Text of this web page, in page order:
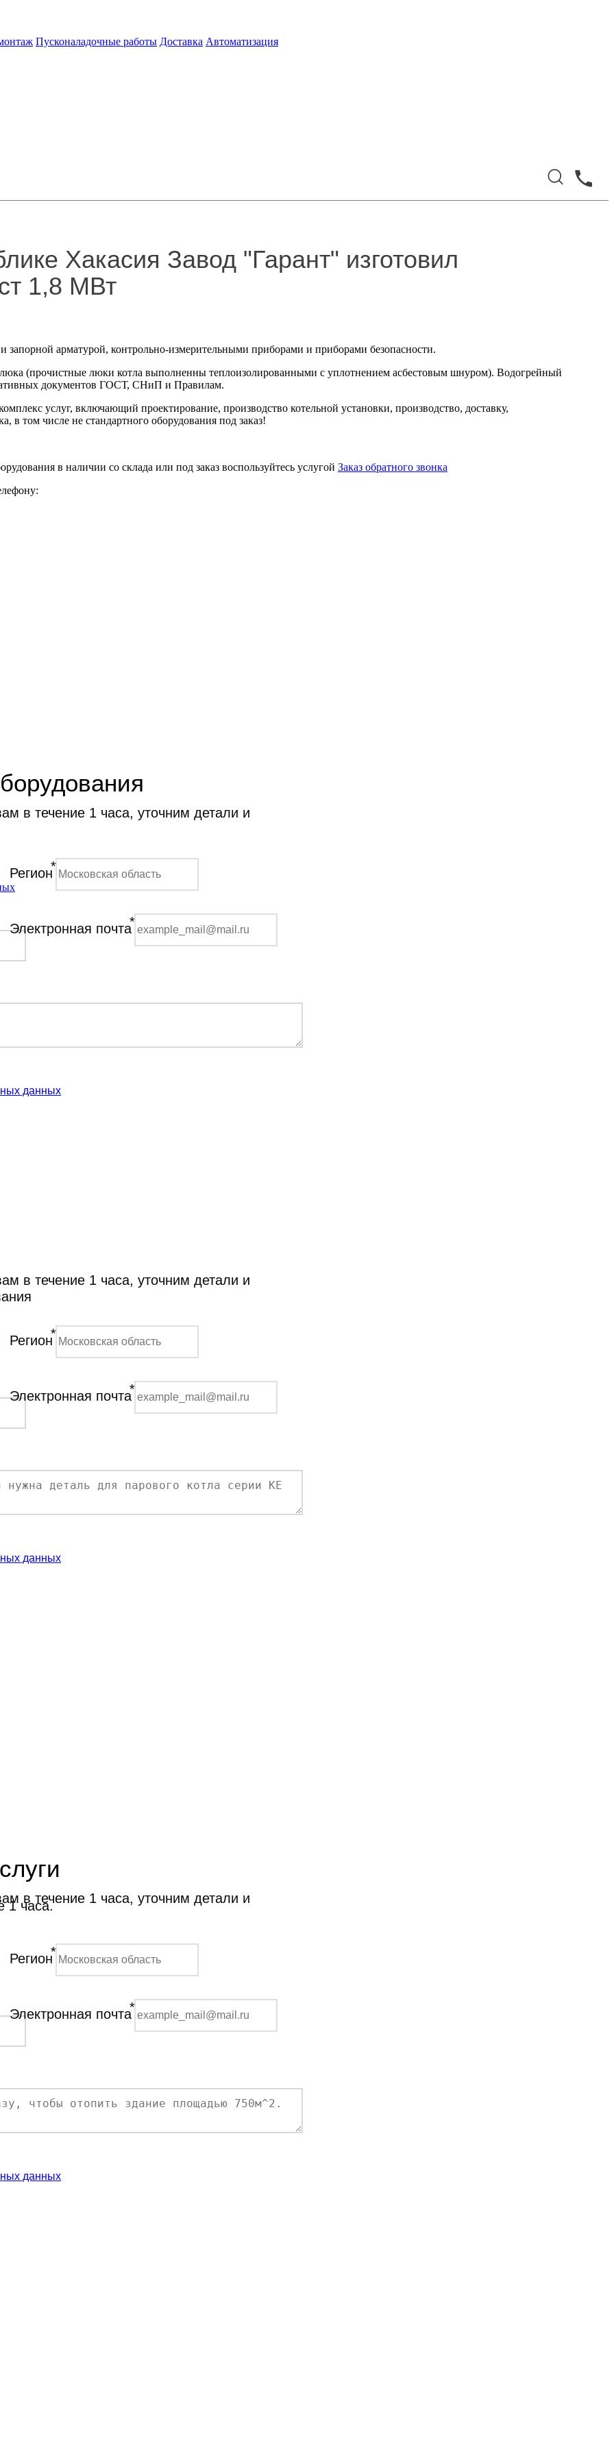
Пусконаладочные работы Доставка Автоматизация
Хакасия Завод "Гарант" изготовил
1,8 МВт
запорной арматурой, контрольно-измерительными приборами и приборами безопасности.
(прочистные люки котла выполненны теплоизолированными с уплотнением асбестовым шнуром). Водогрейный
документов ГОСТ, СНиП и Правилам.
услуг, включающий проектирование, производство котельной установки, производство, доставку,
в том числе не стандартного оборудования под заказ!
в наличии со склада или под заказ воспользуйтесь услугой Заказ обратного звонка
в течение 1 часа, уточним детали и
Регион*
Электронная почта*
данных
в течение 1 часа, уточним детали и
Регион*
Электронная почта*
данных
1 часа.
в течение 1 часа, уточним детали и
Регион*
Электронная почта*
данных